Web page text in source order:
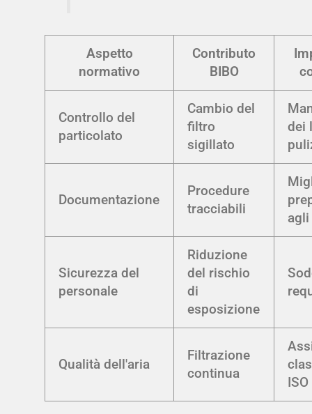
Aspetto
normativo
Contributo
BIBO
Controllo del
particolato
Cambio del
filtro
sigillato
dei
Documentazione
Procedure
tracciabili
Sicurezza del
personale
Riduzione
del rischio
di
esposizione
Qualità dell'aria
Filtrazione
continua
ISO